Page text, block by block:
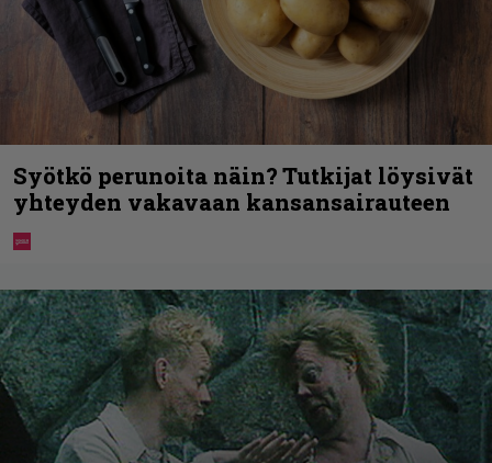
Syötkö perunoita näin? Tutkijat löysivät
yhteyden vakavaan kansansairauteen